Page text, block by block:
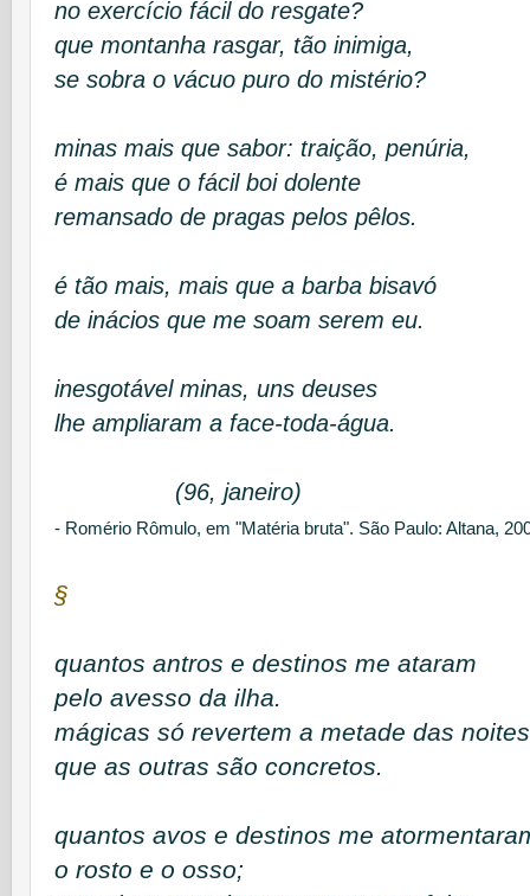
no exercício fácil do resgate?
que montanha rasgar, tão inimiga,
se sobra o vácuo puro do mistério?
minas mais que sabor: traição, penúria,
é mais que o fácil boi dolente
remansado de pragas pelos pêlos.
é tão mais, mais que a barba bisavó
de inácios que me soam serem eu.
inesgotável minas, uns deuses
lhe ampliaram a face-toda-água.
(96, janeiro)
- Romério Rômulo, em "Matéria bruta". São Paulo: Altana,
§
quantos antros e destinos me ataram
pelo avesso da ilha.
mágicas só revertem a metade das noites
que as outras são concretos.
quantos avos e destinos me
o rosto e o osso;